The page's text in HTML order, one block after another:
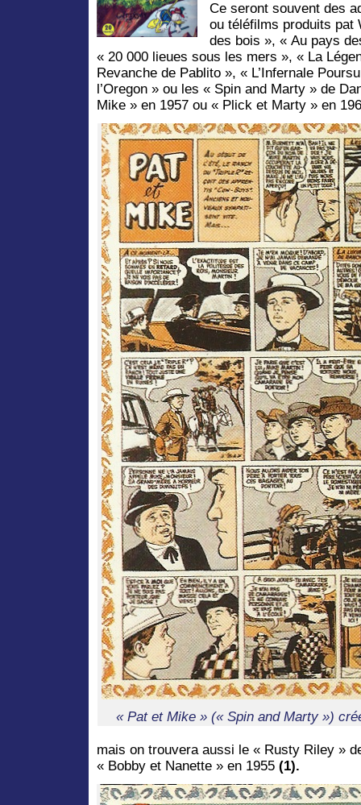
Ce seront souvent des
ou téléfilms produits pat
des bois », « Au pays
« 20 000 lieues sous les mers », « La
Revanche de Pablito », « L’Infernale
l’Oregon » ou les « Spin and Marty » de
Mike » en 1957 ou « Plick et Marty » en
« Pat et Mike » (« Spin and Marty »)
mais on trouvera aussi le « Rusty Riley »
« Bobby et Nanette » en 1955 (1).